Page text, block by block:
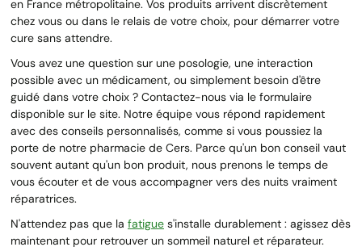
en France métropolitaine. Vos produits arrivent discrètement
chez vous ou dans le relais de votre choix, pour démarrer votre
cure sans attendre.
Vous avez une question sur une posologie, une interaction
possible avec un médicament, ou simplement besoin d'être
guidé dans votre choix ? Contactez-nous via le formulaire
disponible sur le site. Notre équipe vous répond rapidement
avec des conseils personnalisés, comme si vous poussiez la
porte de notre pharmacie de Cers. Parce qu'un bon conseil vaut
souvent autant qu'un bon produit, nous prenons le temps de
vous écouter et de vous accompagner vers des nuits vraiment
réparatrices.
N'attendez pas que la fatigue s'installe durablement : agissez dès
maintenant pour retrouver un sommeil naturel et réparateur.